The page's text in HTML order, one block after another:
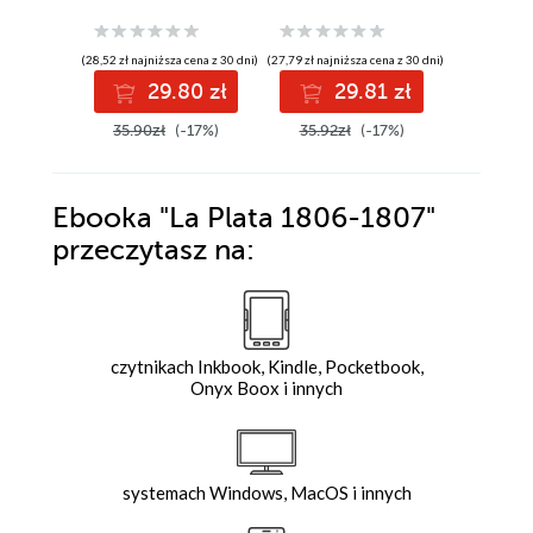
(28,52 zł najniższa cena z 30 dni)
29.80 zł
35.90zł (-17%)
(27,79 zł najniższa cena z 30 dni)
29.81 zł
35.92zł (-17%)
Ebooka "La Plata 1806-1807"
przeczytasz na:
czytnikach Inkbook, Kindle, Pocketbook,
Onyx Boox i innych
systemach Windows, MacOS i innych